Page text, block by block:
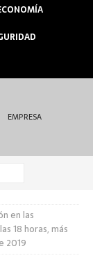
EMPRESA
en las
18 horas, más
2019